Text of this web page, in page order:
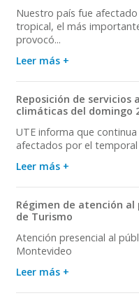
Nuestro país fue
tropical, el más
provocó...
Leer más +
Reposición de
climáticas del domingo
UTE informa que
afectados por el
Leer más +
Régimen de atención al
de Turismo
Atención presencial al
Montevideo
Leer más +